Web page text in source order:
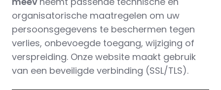
organisatorische maatregelen om uw
persoonsgegevens te beschermen tegen
verlies, onbevoegde toegang, wijziging of
verspreiding. Onze website maakt gebruik
van een beveiligde verbinding (SSL/TLS).